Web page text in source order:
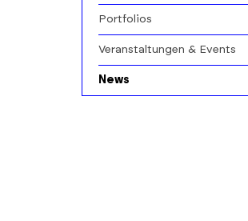
Portfolios
Veranstaltungen & Events
News